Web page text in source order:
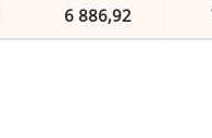
6 886,92